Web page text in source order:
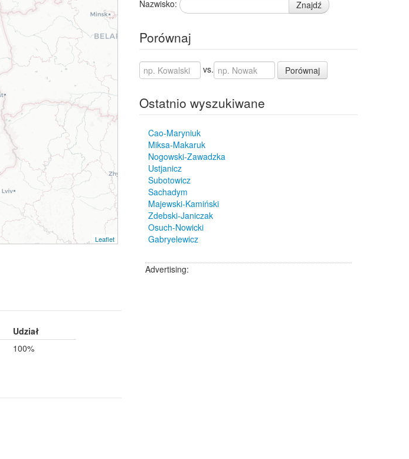
Leaflet
Udział
100%
Nazwisko: Znajdź
Porównaj
vs. Porównaj
Ostatnio wyszukiwane
Cao-Maryniuk
Miksa-Makaruk
Nogowski-Zawadzka
Ustjanicz
Subotowicz
Sachadym
Majewski-Kamiński
Zdebski-Janiczak
Osuch-Nowicki
Gabryelewicz
Advertising: